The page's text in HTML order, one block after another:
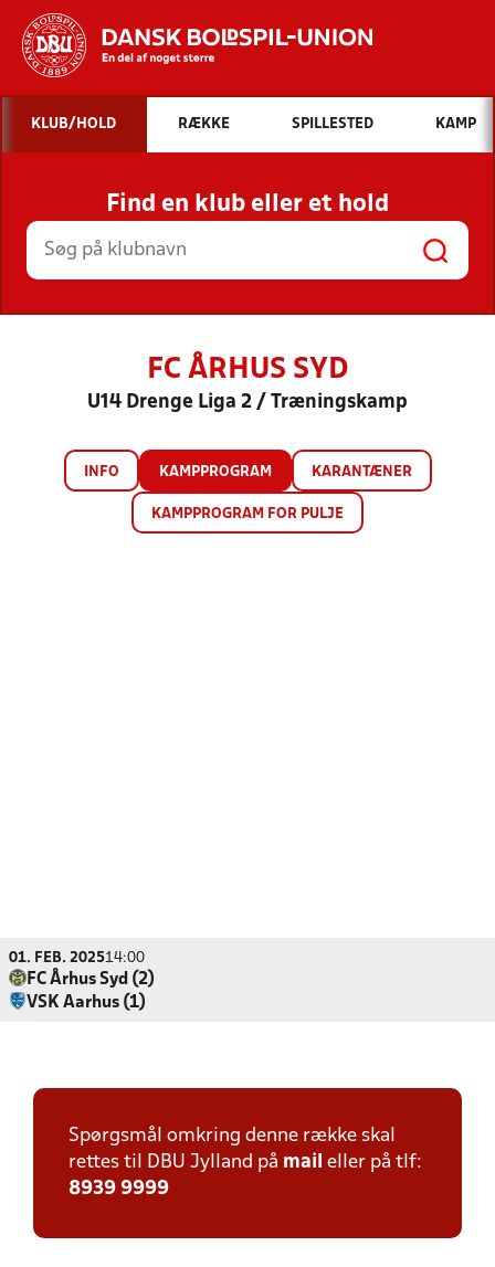
Hvad vil du søge efter?
INDHOLD OG NYHEDER
STILLINGER, RESULTATER, KLUBBER OG
HOLD
KLUB/HOLD RÆKKE SPILLESTED KAMP
Find en klub eller et hold
FC ÅRHUS SYD
U14 Drenge Liga 2 / Træningskamp
INFO KAMPPROGRAM KARANTÆNER
KAMPPROGRAM FOR PULJE
01. FEB. 202514:00
FC Århus Syd (2)
VSK Aarhus (1)
Spørgsmål omkring denne række skal
rettes til DBU Jylland på mail eller på tlf:
8939 9999